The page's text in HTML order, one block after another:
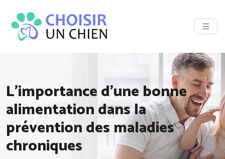
L’importance d’une bonne
alimentation dans la
prévention des maladies
chroniques